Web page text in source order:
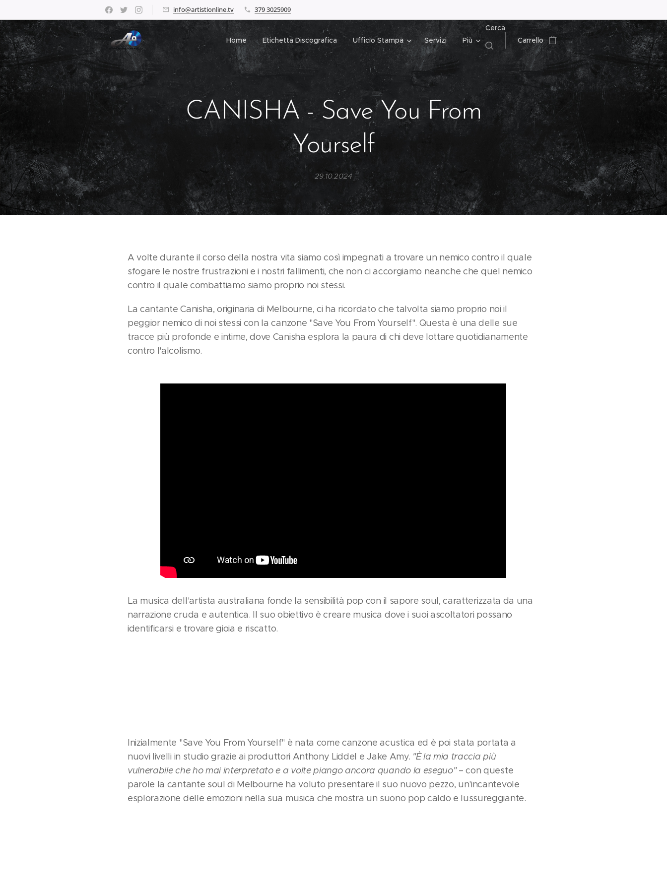
info@artistionline.tv 379 3025909
Home Etichetta Discografica Ufficio Stampa Servizi Più
Cerca
Carrello
CANISHA - Save You From
Yourself
29.10.2024
A volte durante il corso della nostra vita siamo così impegnati a trovare un nemico contro il quale
sfogare le nostre frustrazioni e i nostri fallimenti, che non ci accorgiamo neanche che quel nemico
contro il quale combattiamo siamo proprio noi stessi.
La cantante Canisha, originaria di Melbourne, ci ha ricordato che talvolta siamo proprio noi il
peggior nemico di noi stessi con la canzone "Save You From Yourself". Questa è una delle sue
tracce più profonde e intime, dove Canisha esplora la paura di chi deve lottare quotidianamente
contro l'alcolismo.
La musica dell'artista australiana fonde la sensibilità pop con il sapore soul, caratterizzata da una
narrazione cruda e autentica. Il suo obiettivo è creare musica dove i suoi ascoltatori possano
identificarsi e trovare gioia e riscatto.
Inizialmente "Save You From Yourself" è nata come canzone acustica ed è poi stata portata a
nuovi livelli in studio grazie ai produttori Anthony Liddel e Jake Amy. "È la mia traccia più
vulnerabile che ho mai interpretato e a volte piango ancora quando la eseguo"– con queste
parole la cantante soul di Melbourne ha voluto presentare il suo nuovo pezzo, un'incantevole
esplorazione delle emozioni nella sua musica che mostra un suono pop caldo e lussureggiante.